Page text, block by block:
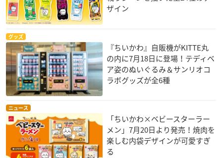
ザイン
グッズ
『ちいかわ』自販機がKITTE丸
の内に7月18日に登場！テディベ
ア姿のぬいぐるみ＆サンリオコ
ラボグッズが全6種
ニュース
「ちいかわ×ベビースターラー
メン」7月20日より発売！焼肉を
楽しむ内袋デザインが可愛すぎ
る